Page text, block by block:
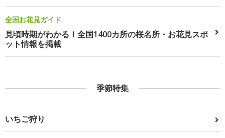
全国お花見ガイド
見頃時期がわかる！全国1400カ所の桜名所・お花見スポ
ット情報を掲載
季節特集
いちご狩り